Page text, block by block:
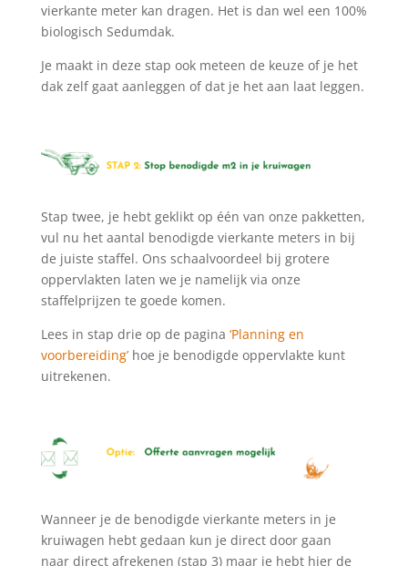
vierkante meter kan dragen. Het is dan wel een 100%
biologisch Sedumdak.
Je maakt in deze stap ook meteen de keuze of je het
dak zelf gaat aanleggen of dat je het aan laat leggen.
Stap twee, je hebt geklikt op één van onze pakketten,
vul nu het aantal benodigde vierkante meters in bij
de juiste staffel. Ons schaalvoordeel bij grotere
oppervlakten laten we je namelijk via onze
staffelprijzen te goede komen.
Lees in stap drie op de pagina ‘Planning en
voorbereiding’hoe je benodigde oppervlakte kunt
uitrekenen.
Wanneer je de benodigde vierkante meters in je
kruiwagen hebt gedaan kun je direct door gaan
naar direct afrekenen (stap 3) maar je hebt hier de